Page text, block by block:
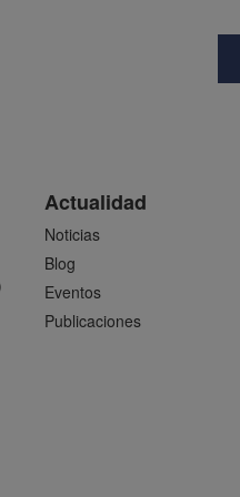
Actualidad
Noticias
Blog
Eventos
Publicaciones